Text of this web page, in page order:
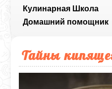
Кулинарная Школа
Домашний помощник
Тайны